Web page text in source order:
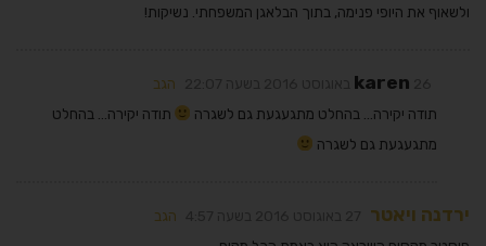
ולשאוף את היופי פנימה, בתוך הבלאגן המשפחתי. נשיקות!
karen
הגב
תודה יקירה… בהחלט מתגעגעת גם לשגרה
תודה יקירה… בהחלט
מתגעגעת גם לשגרה
ירדנה ויאטר
הגב